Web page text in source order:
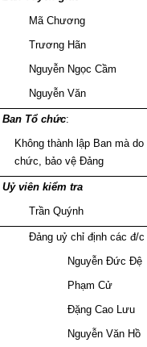
Mã Chương
Trương Hãn
Nguyễn Ngọc Cầm
Nguyễn Văn
Ban Tổ chức:
Không thành lập Ban mà
chức, bảo vệ Đảng
Uỷ viên kiểm tra
Trần Quýnh
Đảng uỷ chỉ định các đ/
Nguyễn Đức Đệ
Phạm Cử
Đặng Cao Lưu
Nguyễn Văn Hồ